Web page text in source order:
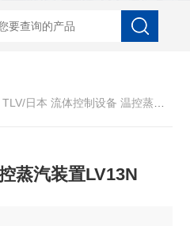
除化学滤芯 NECS-7-E-A-25日本无
TLV/日本 流体控制设备 温控蒸汽装置LV13N
蒸汽装置LV13N